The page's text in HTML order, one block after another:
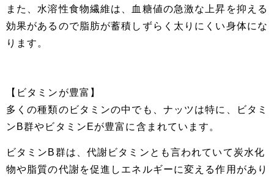
また、水溶性食物繊維は、血糖値の急激な上昇を抑える
効果があるので脂肪が蓄積しずらく太りにくい身体にな
ります。
【ビタミンが豊富】
多くの種類のビタミンの中でも、ナッツは特に、ビタミ
ンB群やビタミンEが豊富に含まれています。
ビタミンB群は、代謝ビタミンとも言われていて炭水化
物や脂質の代謝を促進しエネルギーに変える作用があり